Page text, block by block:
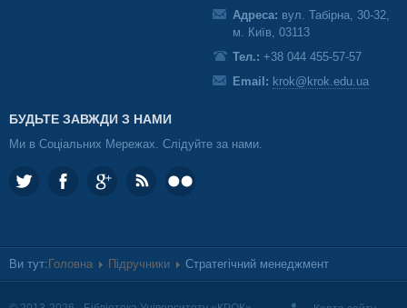
Адреса: вул. Табірна, 30-32,
м. Київ, 03113
Тел.: +38 044 455-57-57
Email: krok@krok.edu.ua
БУДЬТЕ ЗАВЖДИ З НАМИ
Ми в Соціальних Мережах. Слідуйте за нами.
Ви тут: Головна Підручники Стратегічний менеджмент